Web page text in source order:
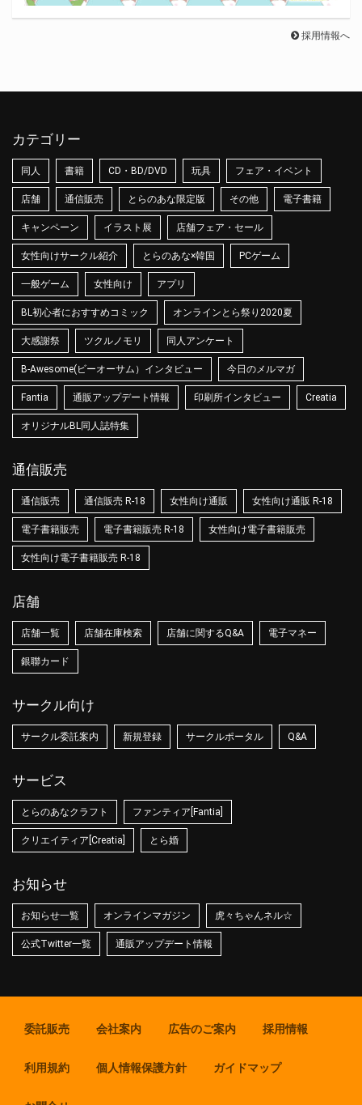
採用情報へ
カテゴリー
同人 書籍 CD・BD/DVD 玩具 フェア・イベント
店舗 通信販売 とらのあな限定版 その他 電子書籍
キャンペーン イラスト展 店舗フェア・セール
女性向けサークル紹介 とらのあな×韓国 PCゲーム
一般ゲーム 女性向け アプリ
BL初心者におすすめコミック オンラインとら祭り2020夏
大感謝祭 ツクルノモリ 同人アンケート
B-Awesome(ビーオーサム）インタビュー 今日のメルマガ
Fantia 通販アップデート情報 印刷所インタビュー Creatia
オリジナルBL同人誌特集
通信販売
通信販売 通信販売 R-18 女性向け通販 女性向け通販 R-18
電子書籍販売 電子書籍販売 R-18 女性向け電子書籍販売
女性向け電子書籍販売 R-18
店舗
店舗一覧 店舗在庫検索 店舗に関するQ&A 電子マネー
銀聯カード
サークル向け
サークル委託案内 新規登録 サークルポータル Q&A
サービス
とらのあなクラフト ファンティア[Fantia]
クリエイティア[Creatia] とら婚
お知らせ
お知らせ一覧 オンラインマガジン 虎々ちゃんネル☆
公式Twitter一覧 通販アップデート情報
委託販売 会社案内 広告のご案内 採用情報
利用規約 個人情報保護方針 ガイドマップ